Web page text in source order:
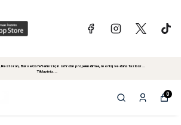
Restoran, Bar ve Cafe'leriniz için sıfırdan projelendirme, montaj ve daha fazlasi...
Tiklayiniz...
0